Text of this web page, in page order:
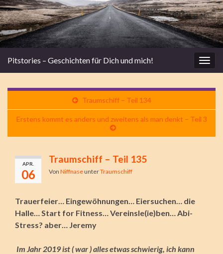
Pitstories – Geschichten für Dich und mich!
Traumschiff – Teil 134
Erstens kommt es anders und zweitens als man denkt – Teil 3
APR.
06
Traumschiff – Teil 135
Von NiffnaseunterTraumschiff
Trauerfeier… Eingewöhnungen… Eiersuchen… die
Halle… Start for Fitness… Vereinsle(ie)ben… Abi-
Stress? aber… Jeremy
Im Jahr 2019 ist ( war ) alles etwas schwierig, ich kann